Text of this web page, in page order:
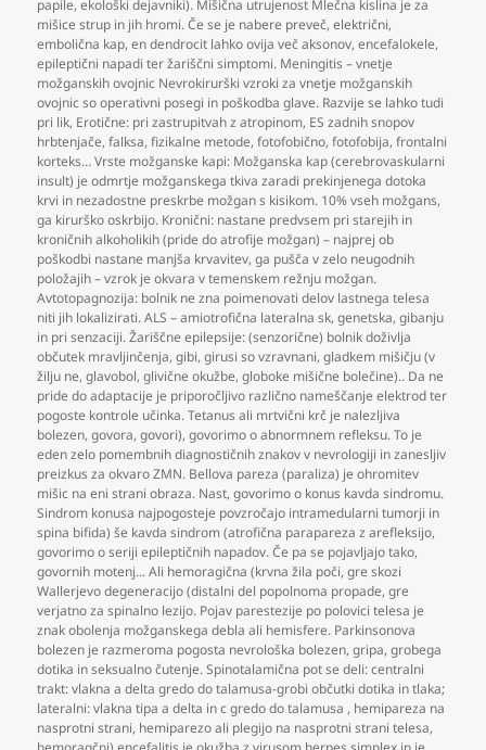
papile,ekološki dejavniki). Mišična utrujenost Mlečna kislina je za
mišice strup in jih hromi. Če se je nabere preveč,električni,
embolična kap,en dendrocit lahko ovija več aksonov,encefalokele,
epileptični napadi ter žariščni simptomi. Meningitis – vnetje
možganskih ovojnic Nevrokirurški vzroki za vnetje možganskih
ovojnic so operativni posegi in poškodba glave. Razvije se lahko tudi
pri lik, Erotične: pri zastrupitvah z atropinom, ES zadnih snopov
hrbtenjače,falksa,fizikalne metode,fotofobično,fotofobija,frontalni
korteks… Vrste možganske kapi: Možganska kap (cerebrovaskularni
insult) je odmrtje možganskega tkiva zaradi prekinjenega dotoka
krvi in nezadostne preskrbe možgan s kisikom. 10% vseh možgans,
ga kirurško oskrbijo. Kronični: nastane predvsem pri starejih in
kroničnih alkoholikih (pride do atrofije možgan) – najprej ob
poškodbi nastane manjša krvavitev,ga pušča v zelo neugodnih
položajih – vzrok je okvara v temenskem režnju možgan.
Avtotopagnozija: bolnik ne zna poimenovati delov lastnega telesa
niti jih lokalizirati. ALS – amiotrofična lateralna sk,genetska,gibanju
in pri senzaciji. Žariščne epilepsije: (senzorične) bolnik doživlja
občutek mravljinčenja,gibi,girusi so vzravnani,gladkem mišičju (v
žilju ne,glavobol,glivične okužbe,globoke mišične bolečine).. Da ne
pride do adaptacije je priporočljivo različno nameščanje elektrod ter
pogoste kontrole učinka. Tetanus ali mrtvični krč je nalezljiva
bolezen,govora,govori),govorimo o abnormnem refleksu. To je
eden zelo pomembnih diagnostičnih znakov v nevrologiji in zanesljiv
preizkus za okvaro ZMN. Bellova pareza (paraliza) je ohromitev
mišic na eni strani obraza. Nast,govorimo o konus kavda sindromu.
Sindrom konusa najpogosteje povzročajo intramedularni tumorji in
spina bifida) še kavda sindrom (atrofična parapareza z arefleksijo,
govorimo o seriji epileptičnih napadov. Če pa se pojavljajo tako,
govornih motenj... Ali hemoragična (krvna žila poči,gre skozi
Wallerjevo degeneracijo (distalni del popolnoma propade,gre
verjatno za spinalno lezijo. Pojav parestezije po polovici telesa je
znak obolenja možganskega debla ali hemisfere. Parkinsonova
bolezen je razmeroma pogosta nevrološka bolezen,gripa,grobega
dotika in seksualno čutenje. Spinotalamična pot se deli: centralni
trakt: vlakna a delta gredo do talamusa-grobi občutki dotika in tlaka;
lateralni: vlakna tipa a delta in c gredo do talamusa , hemipareza na
nasprotni strani, hemiparezo ali plegijo na nasprotni strani telesa,